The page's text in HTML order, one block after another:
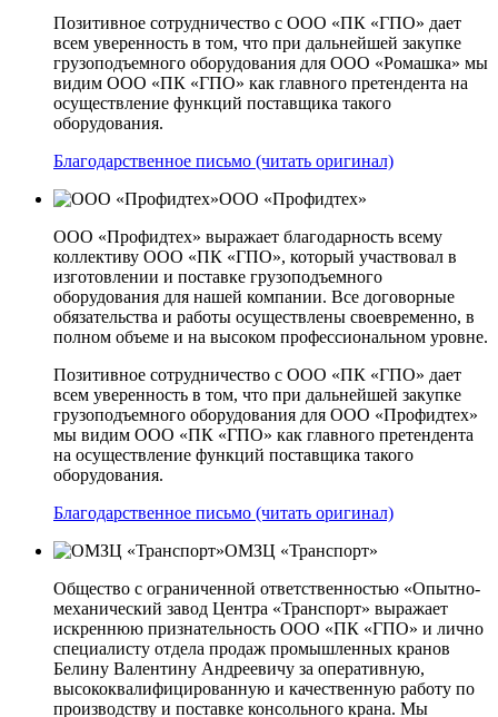
Позитивное сотрудничество с ООО «ПК «ГПО» дает
всем уверенность в том, что при дальнейшей закупке
грузоподъемного оборудования для ООО «Ромашка» мы
видим ООО «ПК «ГПО» как главного претендента на
осуществление функций поставщика такого
оборудования.
Благодарственное письмо (читать оригинал)
ООО «Профидтех»
ООО «Профидтех» выражает благодарность всему
коллективу ООО «ПК «ГПО», который участвовал в
изготовлении и поставке грузоподъемного
оборудования для нашей компании. Все договорные
обязательства и работы осуществлены своевременно, в
полном объеме и на высоком профессиональном уровне.
Позитивное сотрудничество с ООО «ПК «ГПО» дает
всем уверенность в том, что при дальнейшей закупке
грузоподъемного оборудования для ООО «Профидтех»
мы видим ООО «ПК «ГПО» как главного претендента
на осуществление функций поставщика такого
оборудования.
Благодарственное письмо (читать оригинал)
ОМЗЦ «Транспорт»
Общество с ограниченной ответственностью «Опытно-
механический завод Центра «Транспорт» выражает
искреннюю признательность ООО «ПК «ГПО» и лично
специалисту отдела продаж промышленных кранов
Белину Валентину Андреевичу за оперативную,
высококвалифицированную и качественную работу по
производству и поставке консольного крана. Мы